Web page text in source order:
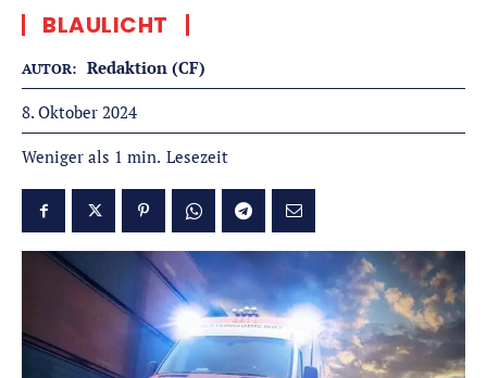
BLAULICHT
AUTOR: Redaktion (CF)
8. Oktober 2024
Weniger als 1 min. Lesezeit